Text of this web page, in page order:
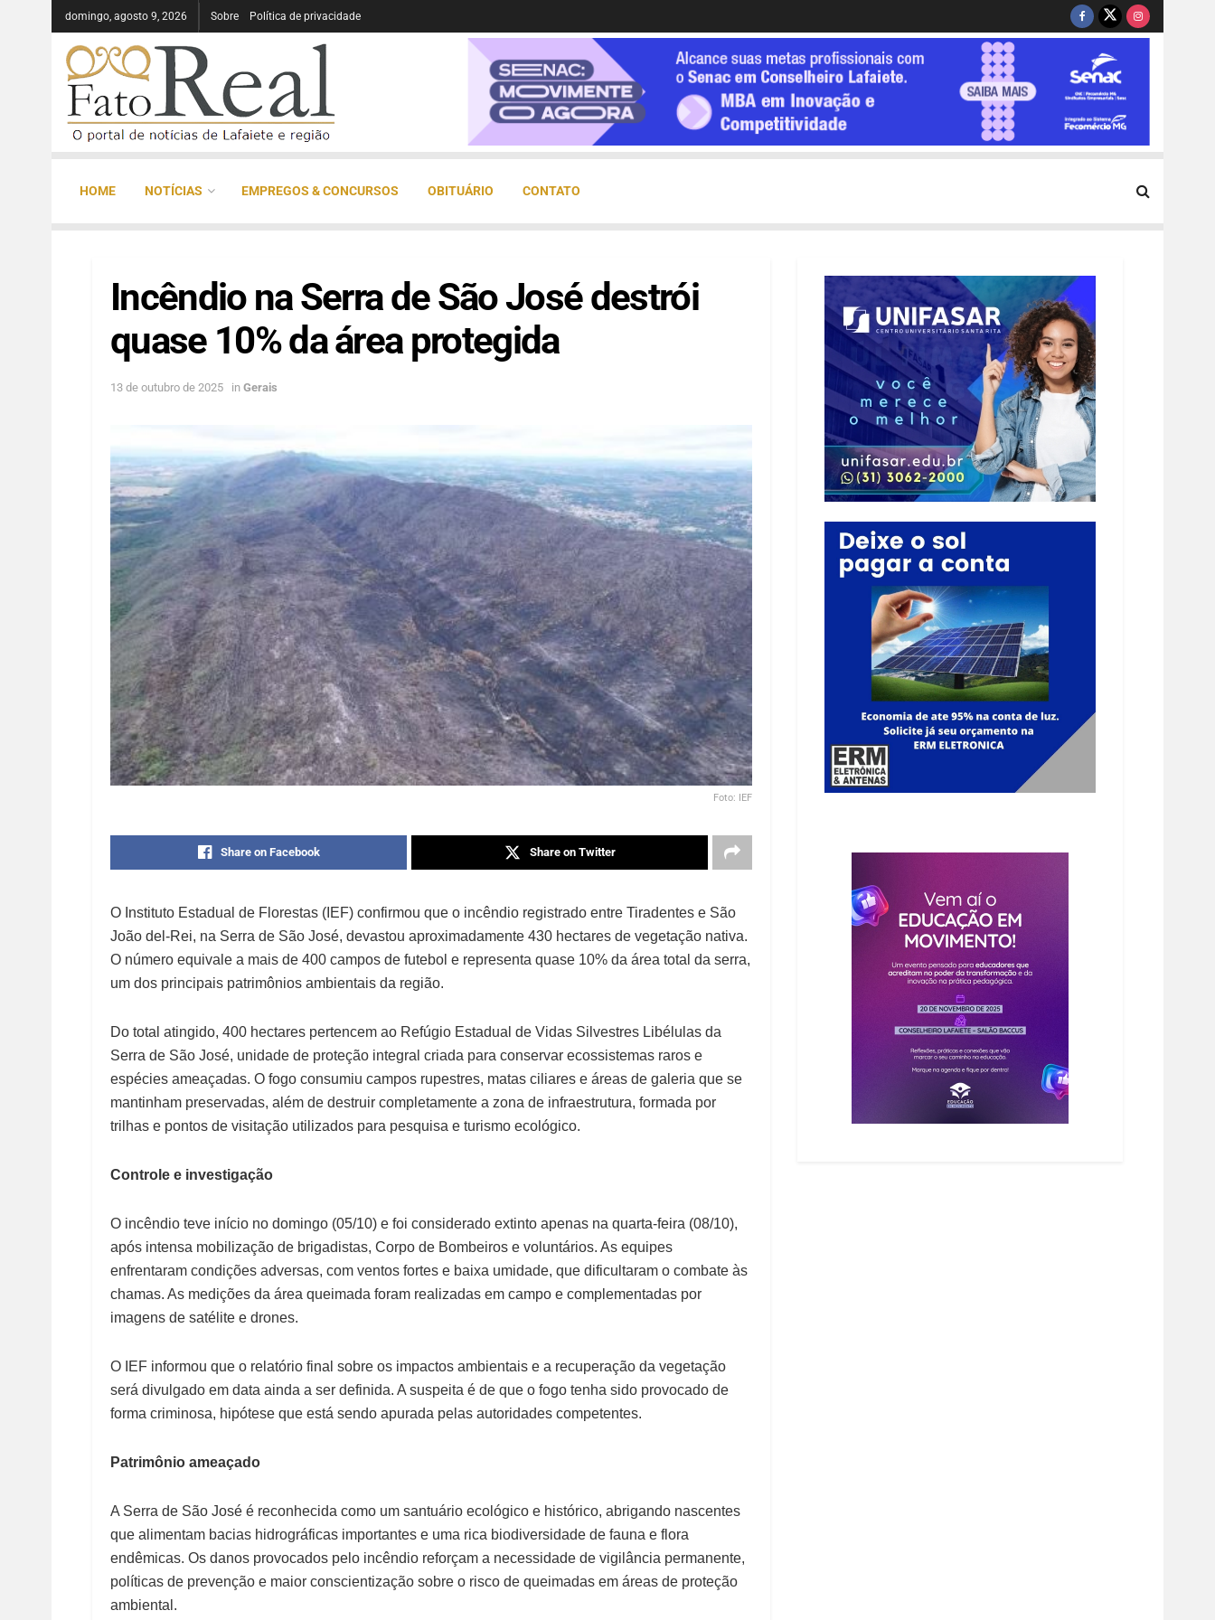
domingo, agosto 9, 2026 Sobre Política de privacidade
HOME NOTÍCIAS EMPREGOS & CONCURSOS OBITUÁRIO CONTATO
Incêndio na Serra de São José destrói
quase 10% da área protegida
13 de outubro de 2025 in Gerais
Foto: IEF
Share on Facebook Share on Twitter
O Instituto Estadual de Florestas (IEF) confirmou que o incêndio registrado entre Tiradentes e São
João del-Rei, na Serra de São José, devastou aproximadamente 430 hectares de vegetação nativa.
O número equivale a mais de 400 campos de futebol e representa quase 10% da área total da serra,
um dos principais patrimônios ambientais da região.
Do total atingido, 400 hectares pertencem ao Refúgio Estadual de Vidas Silvestres Libélulas da
Serra de São José, unidade de proteção integral criada para conservar ecossistemas raros e
espécies ameaçadas. O fogo consumiu campos rupestres, matas ciliares e áreas de galeria que se
mantinham preservadas, além de destruir completamente a zona de infraestrutura, formada por
trilhas e pontos de visitação utilizados para pesquisa e turismo ecológico.
Controle e investigação
O incêndio teve início no domingo (05/10) e foi considerado extinto apenas na quarta-feira (08/10),
após intensa mobilização de brigadistas, Corpo de Bombeiros e voluntários. As equipes
enfrentaram condições adversas, com ventos fortes e baixa umidade, que dificultaram o combate às
chamas. As medições da área queimada foram realizadas em campo e complementadas por
imagens de satélite e drones.
O IEF informou que o relatório final sobre os impactos ambientais e a recuperação da vegetação
será divulgado em data ainda a ser definida. A suspeita é de que o fogo tenha sido provocado de
forma criminosa, hipótese que está sendo apurada pelas autoridades competentes.
Patrimônio ameaçado
A Serra de São José é reconhecida como um santuário ecológico e histórico, abrigando nascentes
que alimentam bacias hidrográficas importantes e uma rica biodiversidade de fauna e flora
endêmicas. Os danos provocados pelo incêndio reforçam a necessidade de vigilância permanente,
políticas de prevenção e maior conscientização sobre o risco de queimadas em áreas de proteção
ambiental.